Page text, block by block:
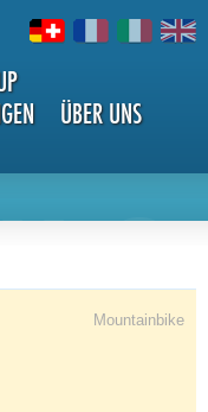
ÜBER UNS
Mountainbike